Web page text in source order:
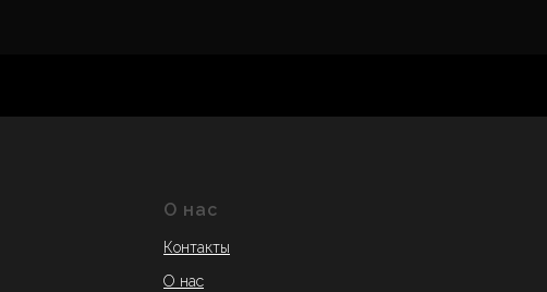
О нас
Контакты
О нас